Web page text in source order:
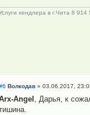
хендлера в г.Чита 8 914
Волкодав» 03.06.2017,
Angel , Дарья, к